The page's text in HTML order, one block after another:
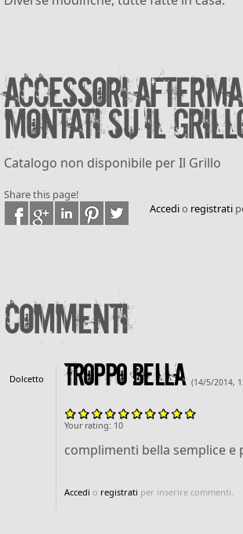
Accessori
montati su Il
Catalogo non disponibile per Il Grillo
Share this page!
Accedio registrati
Commenti
Dolcetto troppo bella (14/5/2014,
Your rating: 10
complimenti bella semplice e
Accedi o registrati per inserire commenti.